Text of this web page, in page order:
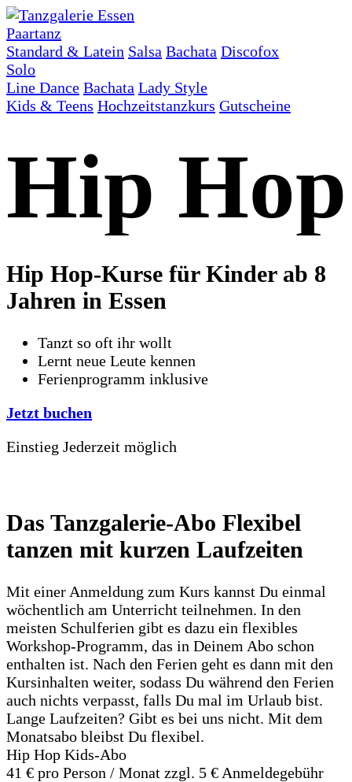
Paartanz
Standard & Latein Salsa Bachata Discofox
Solo
Line Dance Bachata Lady Style
Kids & Teens Hochzeitstanzkurs Gutscheine
Hip Hop
Hip Hop-Kurse für Kinder ab 8
Jahren in Essen
Tanzt so oft ihr wollt
Lernt neue Leute kennen
Ferienprogramm inklusive
Jetzt buchen
Einstieg Jederzeit möglich
Das Tanzgalerie-Abo Flexibel
tanzen mit kurzen Laufzeiten
Mit einer Anmeldung zum Kurs kannst Du einmal
wöchentlich am Unterricht teilnehmen. In den
meisten Schulferien gibt es dazu ein flexibles
Workshop-Programm, das in Deinem Abo schon
enthalten ist. Nach den Ferien geht es dann mit den
Kursinhalten weiter, sodass Du während den Ferien
auch nichts verpasst, falls Du mal im Urlaub bist.
Lange Laufzeiten? Gibt es bei uns nicht. Mit dem
Monatsabo bleibst Du flexibel.
Hip Hop Kids-Abo
41 € pro Person / Monat zzgl. 5 € Anmeldegebühr